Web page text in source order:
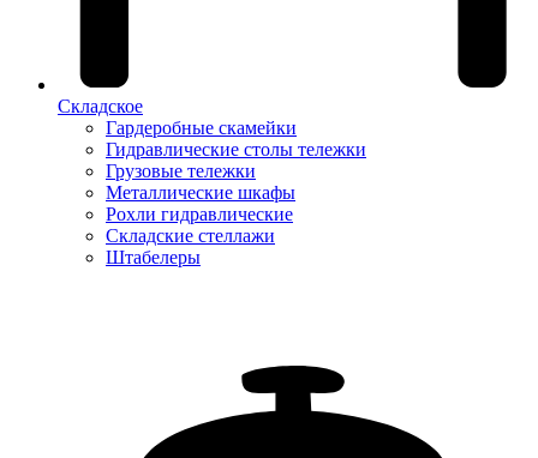
Складское
Гардеробные скамейки
Гидравлические столы тележки
Грузовые тележки
Металлические шкафы
Рохли гидравлические
Складские стеллажи
Штабелеры